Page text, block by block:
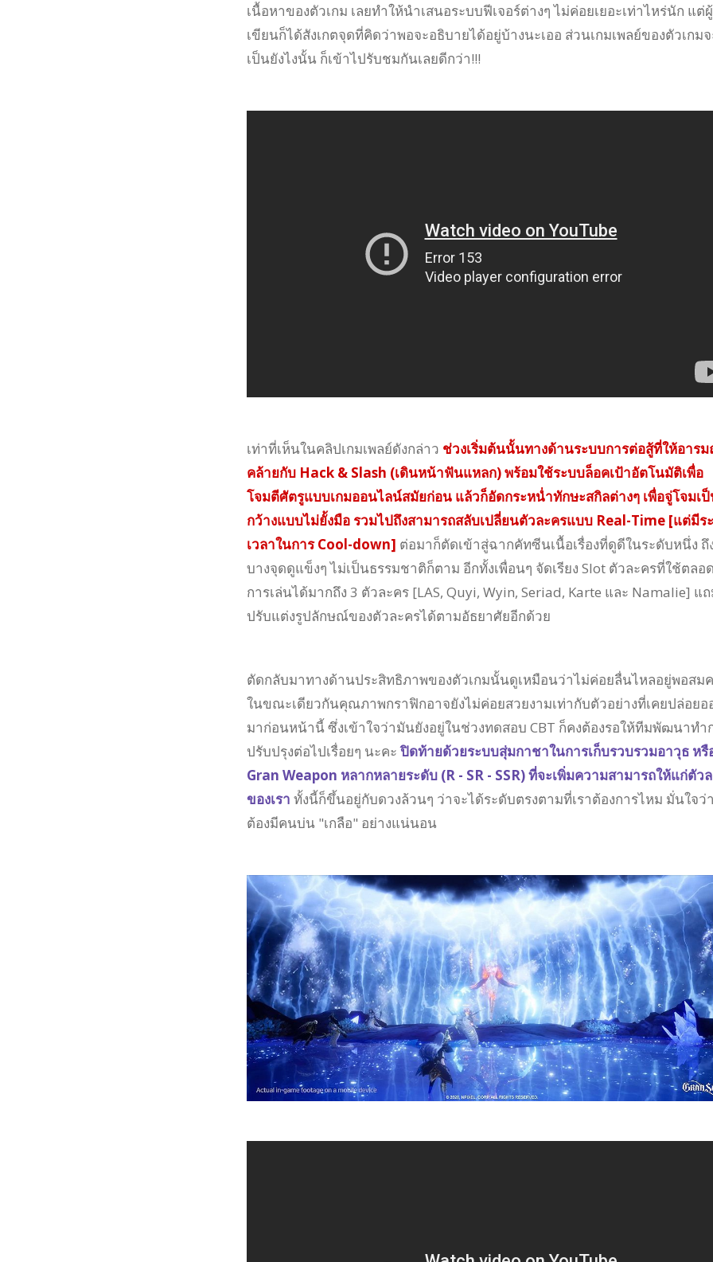
เนื้อหาของตัวเกม เลยทำให้นำเสนอระบบฟีเจอร์ต่างๆ ไม่ค่อยเยอะเท่าไหร่นัก แต่ผู้
เขียนก็ได้สังเกตจุดที่คิดว่าพอจะอธิบายได้อยู่บ้างนะเออ ส่วนเกมเพลย์ของตัวเกม
เป็นยังไงนั้น ก็เข้าไปรับชมกันเลยดีกว่า!!!
เท่าที่เห็นในคลิปเกมเพลย์ดังกล่าว ช่วงเริ่มต้นนั้นทางด้านระบบการต่อสู้ที่ให้อาร
คล้ายกับ Hack & Slash (เดินหน้าฟันแหลก) พร้อมใช้ระบบล็อคเป้าอัตโนมัติเพื่อ
โจมตีศัตรูแบบเกมออนไลน์สมัยก่อน แล้วก็อัดกระหน่ำทักษะสกิลต่างๆ เพื่อจู่โจมเป็
กว้างแบบไม่ยั้งมือ รวมไปถึงสามารถสลับเปลี่ยนตัวละครแบบ Real-Time [แต่มีร
เวลาในการ Cool-down] ต่อมาก็ตัดเข้าสู่ฉากคัทซีนเนื้อเรื่องที่ดูดีในระดับหนึ่ง ถึ
บางจุดดูแข็งๆ ไม่เป็นธรรมชาติก็ตาม อีกทั้งเพื่อนๆ จัดเรียง Slot ตัวละครที่ใช้ตลอ
การเล่นได้มากถึง 3 ตัวละคร [LAS, Quyi, Wyin, Seriad, Karte และ Namalie] แ
ปรับแต่งรูปลักษณ์ของตัวละครได้ตามอัธยาศัยอีกด้วย
ตัดกลับมาทางด้านประสิทธิภาพของตัวเกมนั้นดูเหมือนว่าไม่ค่อยลื่นไหลอยู่พอสม
ในขณะเดียวกันคุณภาพกราฟิกอาจยังไม่ค่อยสวยงามเท่ากับตัวอย่างที่เคยปล่อยอ
มาก่อนหน้านี้ ซึ่งเข้าใจว่ามันยังอยู่ในช่วงทดสอบ CBT ก็คงต้องรอให้ทีมพัฒนาทำ
ปรับปรุงต่อไปเรื่อยๆ นะคะปิดท้ายด้วยระบบสุ่มกาชาในการเก็บรวบรวมอาวุธ หรื
Gran Weapon หลากหลายระดับ (R - SR - SSR) ที่จะเพิ่มความสามารถให้แก่ตัว
ของเรา ทั้งนี้ก็ขึ้นอยู่กับดวงล้วนๆ ว่าจะได้ระดับตรงตามที่เราต้องการไหม มั่นใจว่
ต้องมีคนบ่น "เกลือ" อย่างแน่นอน